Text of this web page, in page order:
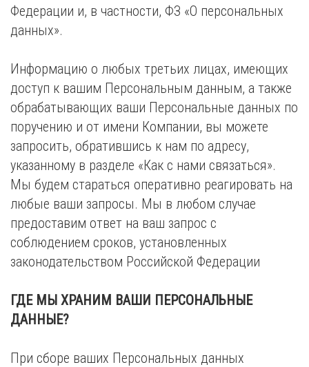
Федерации и, в частности, ФЗ «О персональных
данных».
Информацию о любых третьих лицах, имеющих
доступ к вашим Персональным данным, а также
обрабатывающих ваши Персональные данных по
поручению и от имени Компании, вы можете
запросить, обратившись к нам по адресу,
указанному в разделе «Как с нами связаться».
Мы будем стараться оперативно реагировать на
любые ваши запросы. Мы в любом случае
предоставим ответ на ваш запрос с
соблюдением сроков, установленных
законодательством Российской Федерации
ГДЕ МЫ ХРАНИМ ВАШИ ПЕРСОНАЛЬНЫЕ
ДАННЫЕ?
При сборе ваших Персональных данных